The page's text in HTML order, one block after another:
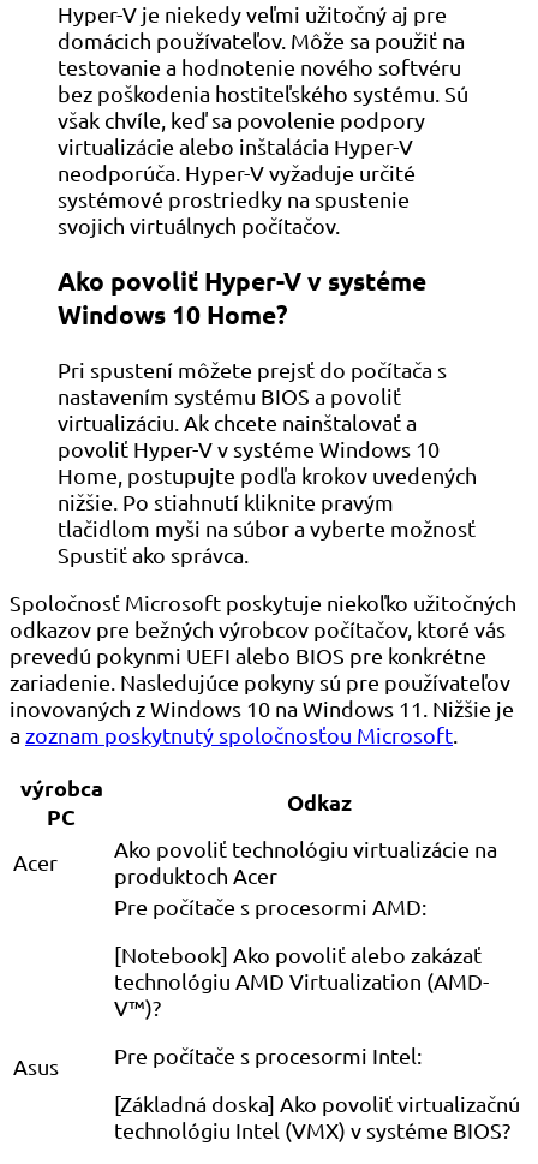
Hyper-V je niekedy veľmi užitočný aj pre
domácich používateľov. Môže sa použiť na
testovanie a hodnotenie nového softvéru
bez poškodenia hostiteľského systému. Sú
však chvíle, keď sa povolenie podpory
virtualizácie alebo inštalácia Hyper-V
neodporúča. Hyper-V vyžaduje určité
systémové prostriedky na spustenie
svojich virtuálnych počítačov.
Ako povoliť Hyper-V v systéme
Windows 10 Home?
Pri spustení môžete prejsť do počítača s
nastavením systému BIOS a povoliť
virtualizáciu. Ak chcete nainštalovať a
povoliť Hyper-V v systéme Windows 10
Home, postupujte podľa krokov uvedených
nižšie. Po stiahnutí kliknite pravým
tlačidlom myši na súbor a vyberte možnosť
Spustiť ako správca.
Spoločnosť Microsoft poskytuje niekoľko užitočných
odkazov pre bežných výrobcov počítačov, ktoré vás
prevedú pokynmi UEFI alebo BIOS pre konkrétne
zariadenie. Nasledujúce pokyny sú pre používateľov
inovovaných z Windows 10 na Windows 11. Nižšie je
a zoznam poskytnutý spoločnosťou Microsoft.
výrobca
PC
Odkaz
Acer
Ako povoliť technológiu virtualizácie na
produktoch Acer
Asus
Pre počítače s procesormi AMD:
[Notebook] Ako povoliť alebo zakázať
technológiu AMD Virtualization (AMD-
V™)?
Pre počítače s procesormi Intel:
[Základná doska] Ako povoliť virtualizačnú
technológiu Intel (VMX) v systéme BIOS?